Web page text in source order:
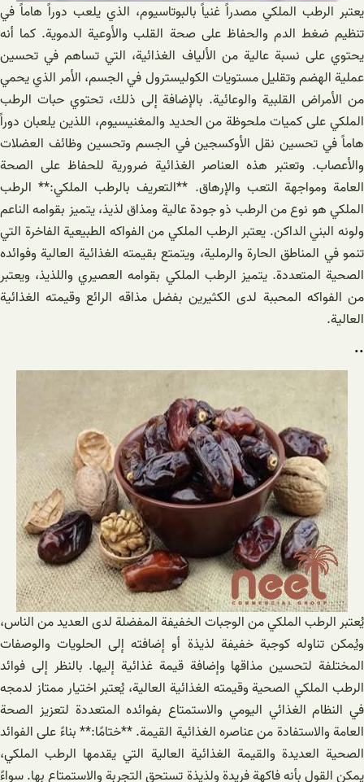
يعتبر الرطب الملكي مصدراً غنياً بالبوتاسيوم، الذي يلعب دوراً هاماً في
تنظيم ضغط الدم والحفاظ على صحة القلب والأوعية الدموية. كما أنه
يحتوي على نسبة عالية من الألياف الغذائية، التي تساهم في تحسين
عملية الهضم وتقليل مستويات الكوليسترول في الجسم، الأمر الذي يحمي
من الأمراض القلبية والوعائية. بالإضافة إلى ذلك، تحتوي حبات الرطب
الملكي على كميات ملحوظة من الحديد والمغنيسيوم، اللذين يلعبان دوراً
هاماً في تحسين نقل الأوكسجين في الجسم وتحسين وظائف العضلات
والأعصاب. وتعتبر هذه العناصر الغذائية ضرورية للحفاظ على الصحة
العامة ومواجهة التعب والإرهاق. **التعريف بالرطب الملكي:** الرطب
الملكي هو نوع من الرطب ذو جودة عالية ومذاق لذيذ، يتميز بقوامه الناعم
ولونه البني الداكن. يعتبر الرطب الملكي من الفواكه الطبيعية الفاخرة التي
تنمو في المناطق الحارة والرملية، ويتمتع بقيمته الغذائية العالية وفوائده
الصحية المتعددة. يتميز الرطب الملكي بقوامه العصيري واللذيذ، ويعتبر
من الفواكه المحببة لدى الكثيرين بفضل مذاقه الرائع وقيمته الغذائية
العالية.
..
يُعتبر الرطب الملكي من الوجبات الخفيفة المفضلة لدى العديد من الناس،
ويُمكن تناوله كوجبة خفيفة لذيذة أو إضافته إلى الحلويات والوصفات
المختلفة لتحسين مذاقها وإضافة قيمة غذائية إليها. بالنظر إلى فوائد
الرطب الملكي الصحية وقيمته الغذائية العالية، يُعتبر اختيار ممتاز لدمجه
في النظام الغذائي اليومي والاستمتاع بفوائده المتعددة لتعزيز الصحة
العامة والاستفادة من عناصره الغذائية القيمة. **ختامًا:** بناءً على الفوائد
الصحية العديدة والقيمة الغذائية العالية التي يقدمها الرطب الملكي،
يمكن القول بأنه فاكهة فريدة ولذيذة تستحق التجربة والاستمتاع بها. سواءً